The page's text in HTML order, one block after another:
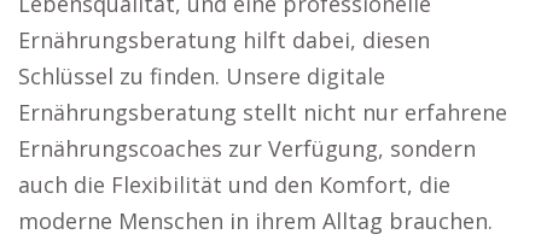
Ernährungsberatung hilft dabei, diesen
Schlüssel zu finden. Unsere digitale
Ernährungsberatung stellt nicht nur erfahrene
Ernährungscoaches zur Verfügung, sondern
auch die Flexibilität und den Komfort, die
moderne Menschen in ihrem Alltag brauchen.